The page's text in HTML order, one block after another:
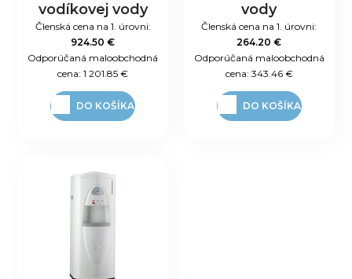
vodíkovej vody
Členská cena na 1. úrovni:
924.50 €
Odporúčaná maloobchodná
cena:1 201.85 €
DO KOŠÍKA
vody
Členská cena na 1. úrovni:
264.20 €
Odporúčaná maloobchodná
cena: 343.46 €
DO KOŠÍKA